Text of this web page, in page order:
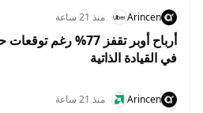
Arincen منذ 21 ساعة
أرباح أوبر تقفز 77%
في القيادة الذاتية
Arincen منذ 21 ساعة